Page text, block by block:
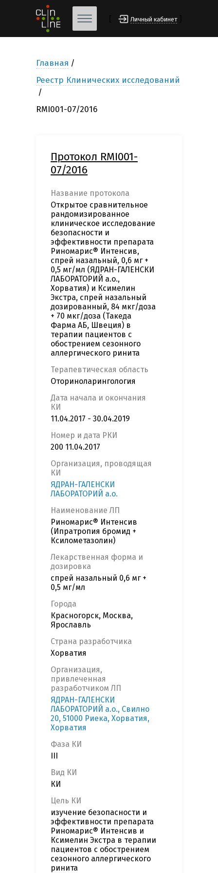
Личный кабинет
Главная
Реестр Клинических исследований
RMI001-07/2016
Протокол RMI001-
07/2016
Название протокола
Открытое сравнительное
рандомизированное
клиническое исследование
безопасности и
эффективности препарата
Риномарис® Интенсив,
спрей назальный, 0,6 мг +
0,5 мг/мл (ЯДРАН-ГАЛЕНСКИ
ЛАБОРАТОРИЙ а.о.,
Хорватия) и Ксимелин
Экстра, спрей назальный
дозированный, 84 мкг/доза
+ 70 мкг/доза (Такеда
Фарма АБ, Швеция) в
терапии пациентов с
обострением сезонного
аллергического ринита
Терапевтическая область
Оториноларингология
Дата начала и окончания
КИ
11.04.2017 - 30.04.2019
Номер и дата РКИ
200 11.04.2017
Организация, проводящая
КИ
ЯДРАН-ГАЛЕНСКИ
ЛАБОРАТОРИЙ а.о.
Наименование ЛП
Риномарис® Интенсив
(Ипратропия бромид +
Ксилометазолин)
Лекарственная форма и
дозировка
спрей назальный 0,6 мг +
0,5 мг/мл
Города
Красногорск, Москва,
Ярославль
Страна разработчика
Хорватия
Организация,
привлеченная
разработчиком ЛП
ЯДРАН-ГАЛЕНСКИ
ЛАБОРАТОРИЙ а.о., Свилно
20, 51000 Риека, Хорватия,
Хорватия
Фаза КИ
Вид КИ
КИ
Цель КИ
изучение безопасности и
эффективности препарата
Риномарис® Интенсив и
Ксимелин Экстра в терапии
пациентов с обострением
сезонного аллергического
ринита